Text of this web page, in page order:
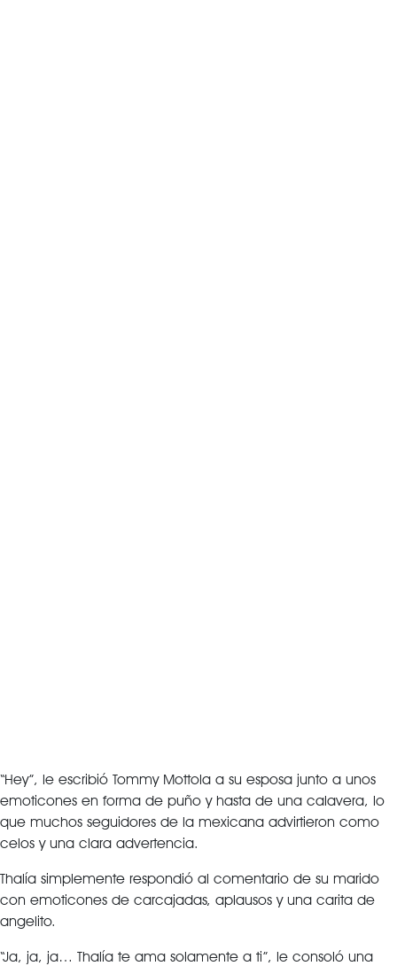
“Hey”, le escribió Tommy Mottola a su esposa junto a unos
emoticones en forma de puño y hasta de una calavera, lo
que muchos seguidores de la mexicana advirtieron como
celos y una clara advertencia.
Thalía simplemente respondió al comentario de su marido
con emoticones de carcajadas, aplausos y una carita de
angelito.
“Ja, ja, ja… Thalía te ama solamente a ti”, le consoló una